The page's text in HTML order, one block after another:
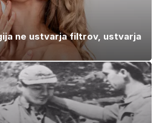
ne ustvarja filtrov, ustvarja